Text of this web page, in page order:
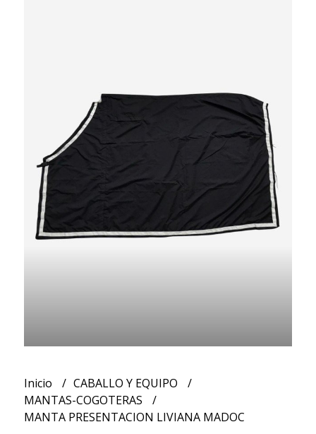
Inicio
CABALLO Y EQUIPO
MANTAS-COGOTERAS
MANTA PRESENTACION LIVIANA MADOC